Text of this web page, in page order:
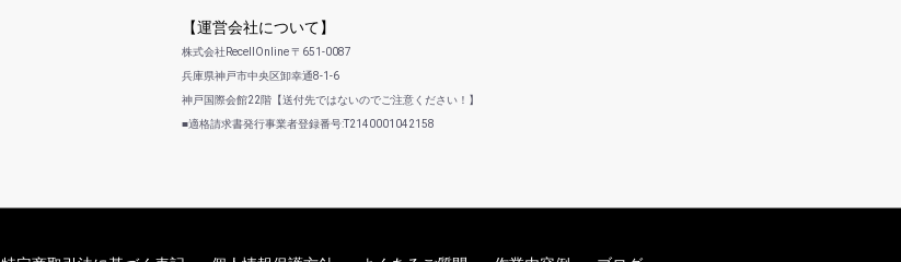
【運営会社について】
株式会社RecellOnline 〒651-0087
兵庫県神戸市中央区卸幸通8-1-6
神戸国際会館22階【送付先ではないのでご注意ください！】
■適格請求書発行事業者登録番号:T2140001042158